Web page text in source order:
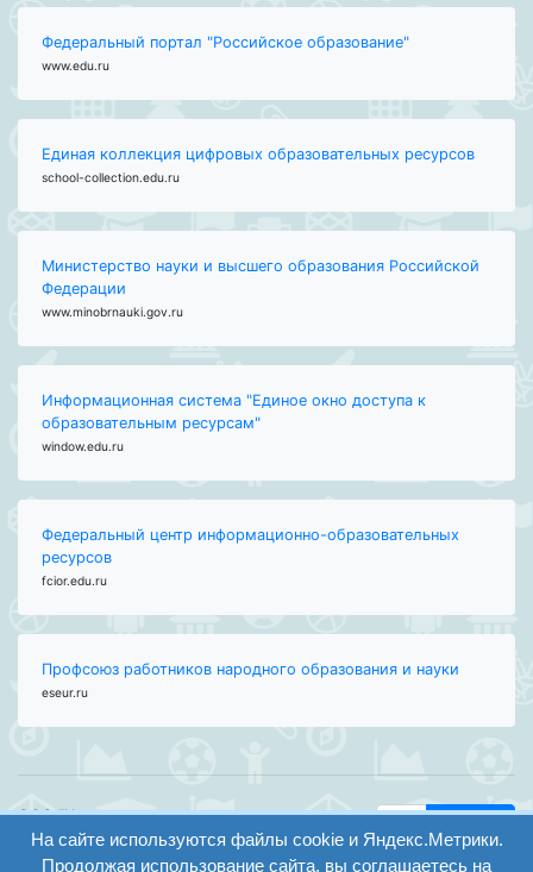
Федеральный портал "Российское образование"
www.edu.ru
Единая коллекция цифровых образовательных ресурсов
school-collection.edu.ru
Министерство науки и высшего образования Российской
Федерации
www.minobrnauki.gov.ru
Информационная система "Единое окно доступа к
образовательным ресурсам"
window.edu.ru
Федеральный центр информационно-образовательных
ресурсов
fcior.edu.ru
Профсоюз работников народного образования и науки
eseur.ru
ООО "Центр
образования и
консалтинга"
вход
На сайте используются файлы cookie и Яндекс.Метрики.
Продолжая использование сайта, вы соглашаетесь на